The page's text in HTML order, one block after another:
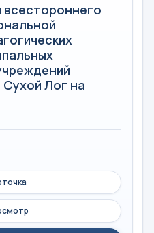
всестороннего
Сухой Лог на